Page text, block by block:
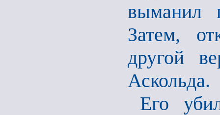
выманил
Затем,
другой
Аскольда.
Его